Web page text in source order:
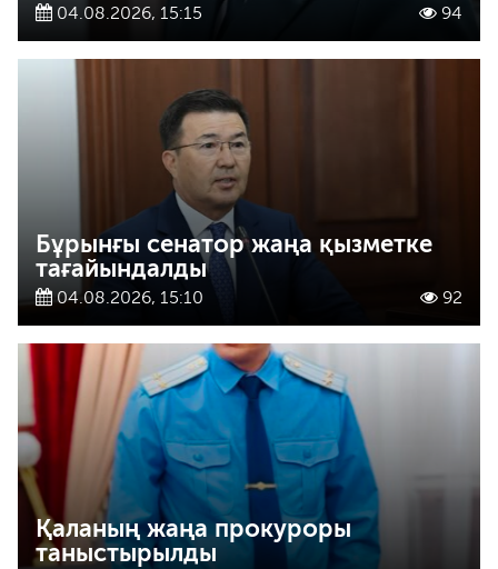
04.08.2026, 15:15 94
Бұрынғы сенатор жаңа қызметке
тағайындалды
04.08.2026, 15:10 92
Қаланың жаңа прокуроры
таныстырылды